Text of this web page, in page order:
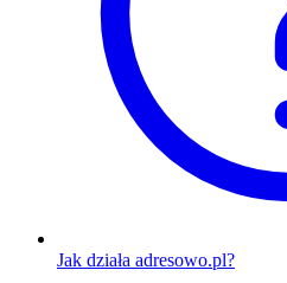
Jak działa adresowo.pl?